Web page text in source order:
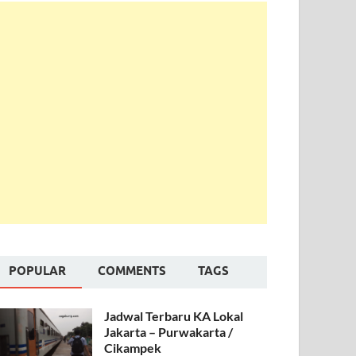
POPULAR COMMENTS TAGS
Jadwal Terbaru KA Lokal
Jakarta – Purwakarta /
Cikampek